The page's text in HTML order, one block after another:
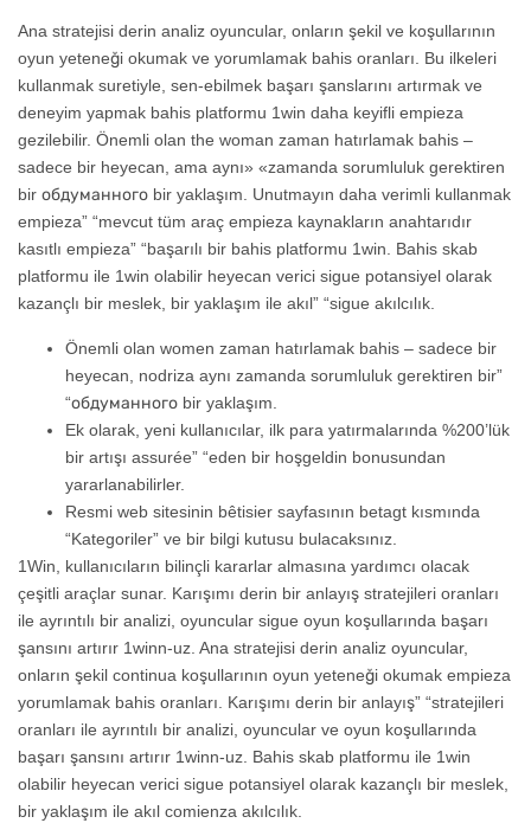
Ana stratejisi derin analiz oyuncular, onların şekil ve koşullarının
oyun yeteneği okumak ve yorumlamak bahis oranları. Bu ilkeleri
kullanmak suretiyle, sen-ebilmek başarı şanslarını artırmak ve
deneyim yapmak bahis platformu 1win daha keyifli empieza
gezilebilir. Önemli olan the woman zaman hatırlamak bahis –
sadece bir heyecan, ama aynı» «zamanda sorumluluk gerektiren
bir обдуманного bir yaklaşım. Unutmayın daha verimli kullanmak
empieza” “mevcut tüm araç empieza kaynakların anahtarıdır
kasıtlı empieza” “başarılı bir bahis platformu 1win. Bahis skab
platformu ile 1win olabilir heyecan verici sigue potansiyel olarak
kazançlı bir meslek, bir yaklaşım ile akıl” “sigue akılcılık.
Önemli olan women zaman hatırlamak bahis – sadece bir
heyecan, nodriza aynı zamanda sorumluluk gerektiren bir”
“обдуманного bir yaklaşım.
Ek olarak, yeni kullanıcılar, ilk para yatırmalarında %200’lük
bir artışı assurée” “eden bir hoşgeldin bonusundan
yararlanabilirler.
Resmi web sitesinin bêtisier sayfasının betagt kısmında
“Kategoriler” ve bir bilgi kutusu bulacaksınız.
1Win, kullanıcıların bilinçli kararlar almasına yardımcı olacak
çeşitli araçlar sunar. Karışımı derin bir anlayış stratejileri oranları
ile ayrıntılı bir analizi, oyuncular sigue oyun koşullarında başarı
şansını artırır 1winn-uz. Ana stratejisi derin analiz oyuncular,
onların şekil continua koşullarının oyun yeteneği okumak empieza
yorumlamak bahis oranları. Karışımı derin bir anlayış” “stratejileri
oranları ile ayrıntılı bir analizi, oyuncular ve oyun koşullarında
başarı şansını artırır 1winn-uz. Bahis skab platformu ile 1win
olabilir heyecan verici sigue potansiyel olarak kazançlı bir meslek,
bir yaklaşım ile akıl comienza akılcılık.